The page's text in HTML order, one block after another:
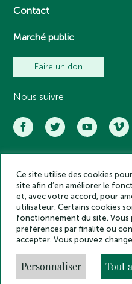
Contact
Marché public
Faire un don
Nous suivre
Académie des inscriptions et
Politique de
Gestion
Made by
Ce site utilise des cookies
site afin d’en améliorer le
et, avec votre accord, pour
utilisateur. Certains cookies
fonctionnement du site. Vous
préférences par finalité ou
accepter. Vous pouvez
Personnaliser Tout